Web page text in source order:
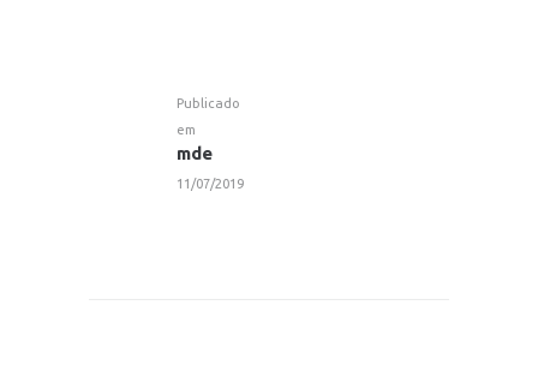
Publicado
em
anterior:
mde
11/07/2019